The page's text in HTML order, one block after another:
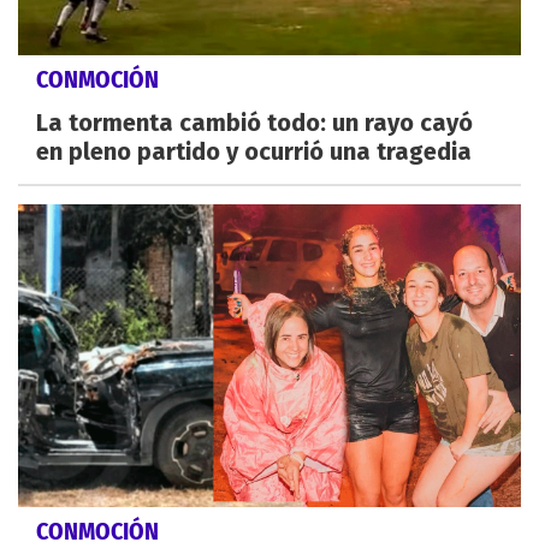
CONMOCIÓN
La tormenta cambió todo: un rayo cayó
en pleno partido y ocurrió una tragedia
CONMOCIÓN